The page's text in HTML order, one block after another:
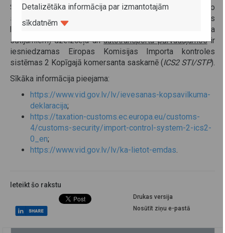
Savienības Muitas kodeksā paredzēto elektronisko
sistēmu izstrādi un ieviešanu), kas noteic, ka Ievešanas
kopsavilkuma deklarācijas par kravām (tajā skaitā pasta
sūtījumiem) dzelzceļa unautotransporta pārvadājumosir
iesniedzamas Eiropas Komisijas Importa kontroles
sistēmas 2 Kopīgajā komersanta saskarnē (ICS2 STI/STP).
Sīkāka informācija pieejama:
https://www.vid.gov.lv/lv/ievesanas-kopsavilkuma-
deklaracija;
https://taxation-customs.ec.europa.eu/customs-
4/customs-security/import-control-system-2-ics2-
0_en;
https://www.vid.gov.lv/lv/ka-lietot-emdas.
Ieteikt šo rakstu
Drukas versija
Nosūtīt ziņu e-pastā
Detalizētāka informācija par izmantotajām
sīkdatnēm